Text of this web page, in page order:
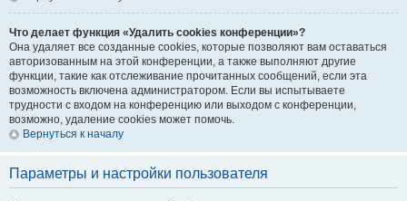
Что делает функция «Удалить cookies конференции»?
Она удаляет все созданные cookies, которые позволяют вам оставаться
авторизованным на этой конференции, а также выполняют другие
функции, такие как отслеживание прочитанных сообщений, если эта
возможность включена администратором. Если вы испытываете
трудности с входом на конференцию или выходом с конференции,
возможно, удаление cookies может помочь.
Вернуться к началу
Параметры и настройки пользователя